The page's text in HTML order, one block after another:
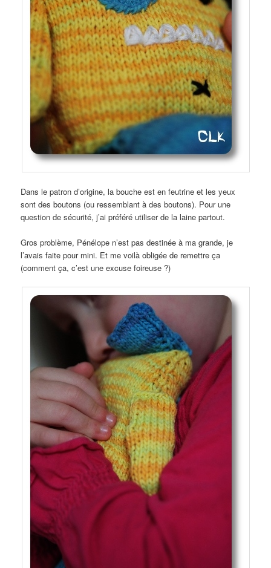
Dans le patron d’origine, la bouche est en feutrine et les yeux
sont des boutons (ou ressemblant à des boutons). Pour une
question de sécurité, j’ai préféré utiliser de la laine partout.
Gros problème, Pénélope n’est pas destinée à ma grande, je
l’avais faite pour mini. Et me voilà obligée de remettre ça
(comment ça, c’est une excuse foireuse ?)